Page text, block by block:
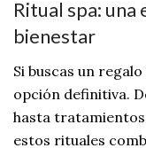
Ritual spa: una
bienestar
Si buscas un
opción definitiva.
hasta
estos rituales